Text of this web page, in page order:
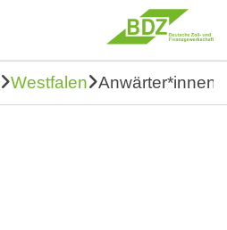
Westfalen Anwärter*innen